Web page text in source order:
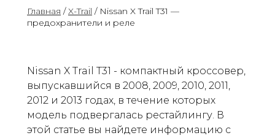
Главная /X-Trail / Nissan X Trail T31 —
предохранители и реле
Nissan X Trail T31 - компактный кроссовер,
выпускавшийся в 2008, 2009, 2010, 2011,
2012 и 2013 годах, в течение которых
модель подвергалась рестайлингу. В
этой статье вы найдете информацию с